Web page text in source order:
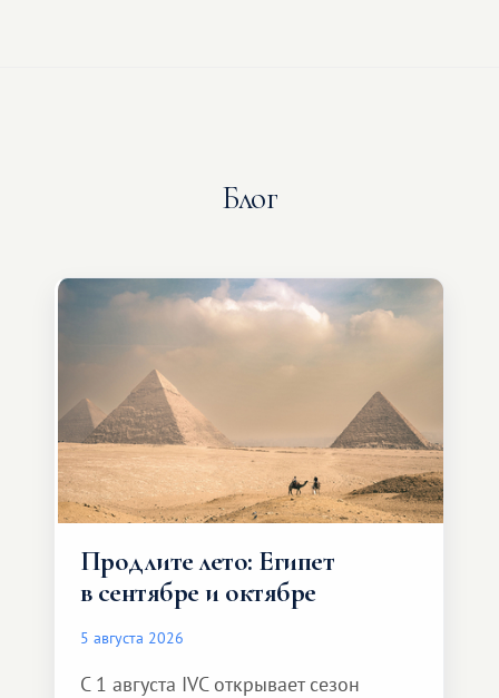
Блог
Продлите лето: Египет
в сентябре и октябре
5 августа 2026
С 1 августа IVC открывает сезон